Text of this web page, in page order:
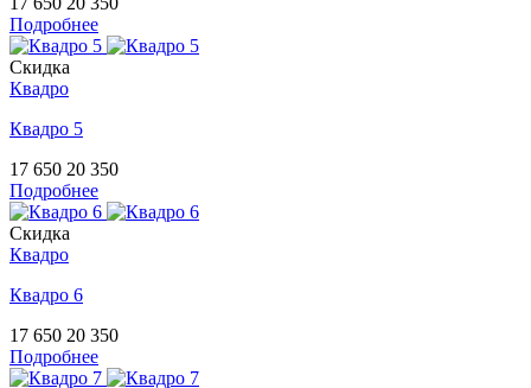
Подробнее
Скидка
Квадро
Квадро 5
17 650 20 350
Подробнее
Скидка
Квадро
Квадро 6
17 650 20 350
Подробнее